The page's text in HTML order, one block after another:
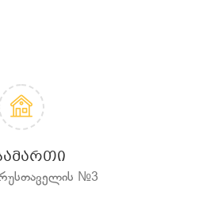
რუსთაველის №3